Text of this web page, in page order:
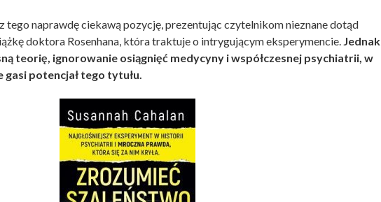
tego naprawdę ciekawą pozycję, prezentując czytelnikom nieznane dotąd
doktora Rosenhana, która traktuje o intrygującym eksperymencie. Jednak
teorię, ignorowanie osiągnięć medycyny i współczesnej psychiatrii, w
potencjał tego tytułu.